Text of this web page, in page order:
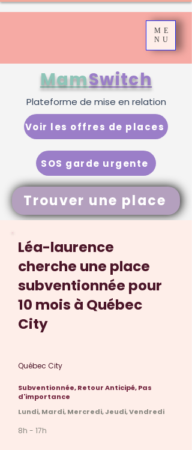
ME
NU
Trouver une place
MamSwitch
SOS garde urgente
Voir les offres de places
Plateforme de mise en relation
Léa-laurence
cherche une place
subventionnée pour
10 mois à Québec
City
Québec City
Subventionnée, Retour Anticipé, Pas
d'importance
Lundi, Mardi, Mercredi, Jeudi, Vendredi
8h - 17h